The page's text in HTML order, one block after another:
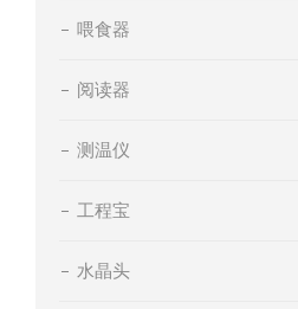
喂食器
阅读器
测温仪
工程宝
水晶头